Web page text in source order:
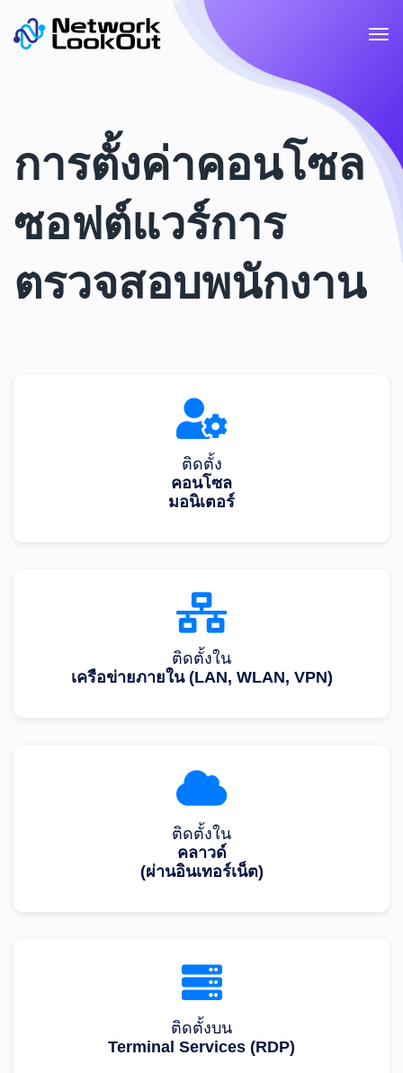
การตั้งค่าคอนโซล
ซอฟต์แวร์การ
ตรวจสอบพนักงาน
ติดตั้ง
คอนโซล
มอนิเตอร์
ติดตั้งใน
เครือข่ายภายใน (LAN, WLAN, VPN)
ติดตั้งใน
คลาวด์
(ผ่านอินเทอร์เน็ต)
ติดตั้งบน
Terminal Services (RDP)